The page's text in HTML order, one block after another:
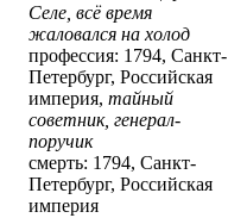
Селе, всё время
жаловался на холод
профессия: 1794, Санкт-
Петербург, Российская
империя, тайный
советник, генерал-
поручик
смерть: 1794, Санкт-
Петербург, Российская
империя